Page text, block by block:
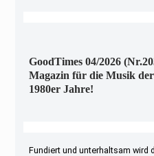
GoodTimes 04/2026
Magazin für die Musik
1980er Jahre!
Fundiert und unterhaltsam wird